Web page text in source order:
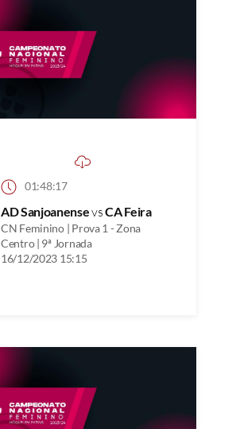
01:48:17
AD SanjoanensevsCA Feira
CN Feminino | Prova 1 - Zona
Centro | 9ª Jornada
16/12/2023 15:15